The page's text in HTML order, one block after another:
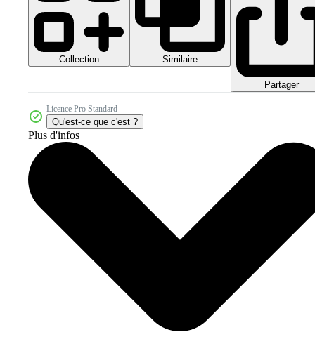
Collection Similaire
Partager
Licence Pro Standard
Qu'est-ce que c'est ?
Plus d'infos